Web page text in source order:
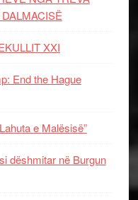
XXI
End the Hague
e Malësisë”
dëshmitar në Burgun